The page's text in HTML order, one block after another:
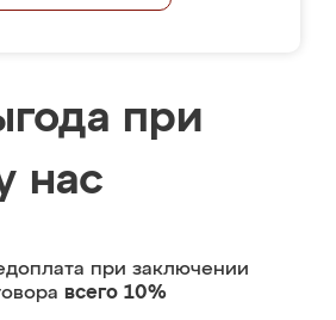
при
нас
при заключении
всего 10%